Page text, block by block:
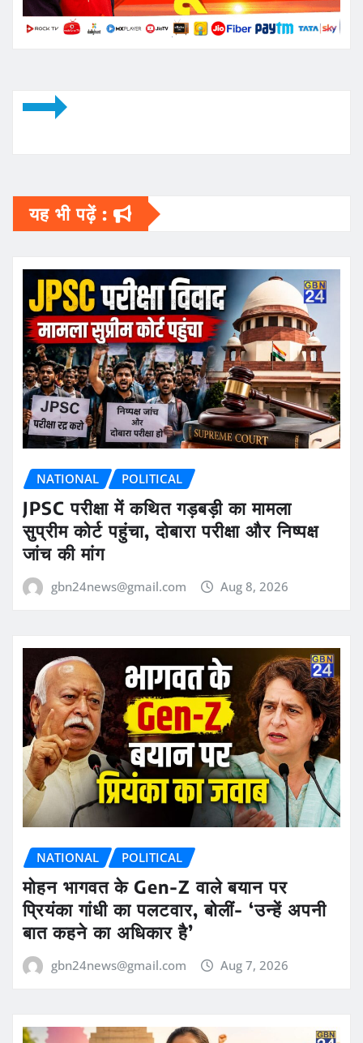
यह भी पढ़ें :
NATIONAL POLITICAL
JPSC परीक्षा में कथित गड़बड़ी का मामला
सुप्रीम कोर्ट पहुंचा, दोबारा परीक्षा और निष्पक्ष
जांच की मांग
gbn24news@gmail.com Aug 8, 2026
NATIONAL POLITICAL
मोहन भागवत के Gen-Z वाले बयान पर
प्रियंका गांधी का पलटवार, बोलीं- ‘उन्हें अपनी
बात कहने का अधिकार है’
gbn24news@gmail.com Aug 7, 2026